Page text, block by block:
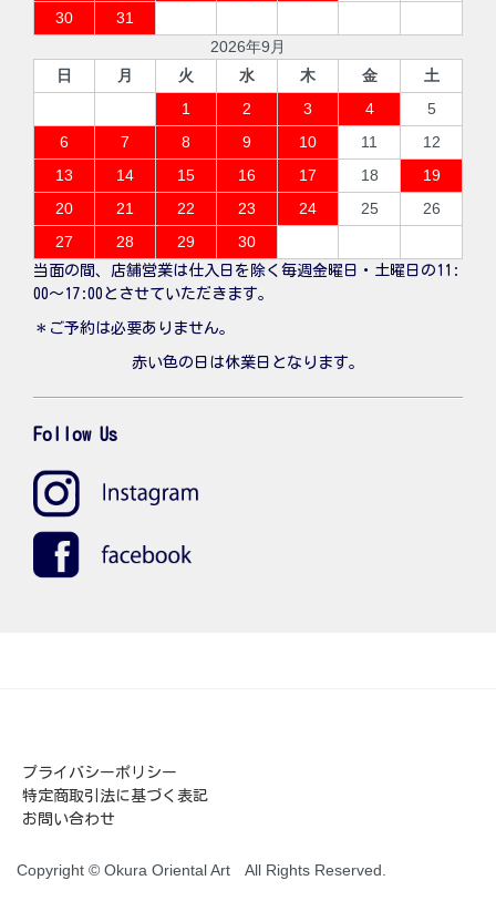
30
31
2026年9月
日
月 火 水 木 金
土
1
2 3 4
5
6
7 8 9 10 11
12
13
14 15 16 17 18
19
20
21 22 23 24 25
26
27
28 29 30
当面の間、店舗営業は仕入日を除く毎週金曜日・土曜日の11:
00〜17:00とさせていただきます。
＊ご予約は必要ありません。
赤い色の日は休業日となります。
Follow Us
プライバシーポリシー
特定商取引法に基づく表記
お問い合わせ
Copyright © Okura Oriental Art All Rights Reserved.